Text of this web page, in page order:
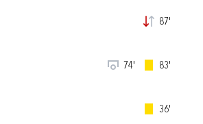
87'
74' 83'
36'